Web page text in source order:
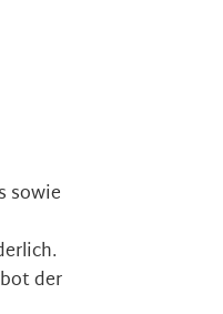
sowie
der